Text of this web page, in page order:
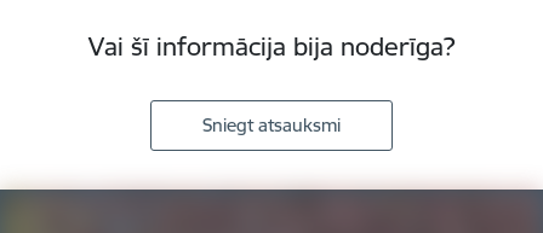
Vai šī informācija bija noderīga?
Sniegt atsauksmi